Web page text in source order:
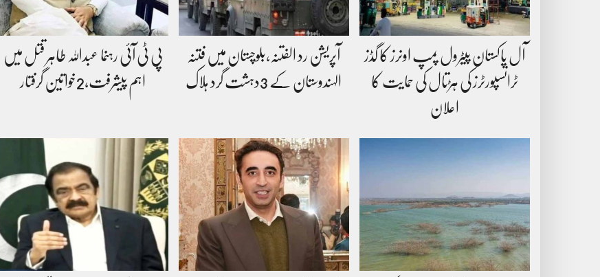
آل پاکستان پیٹرول پمپ اونرز کا گڈز
ٹرانسپورٹرز کی ہڑتال کی حمایت کا
اعلان
آپریشن رد الفتنہ،بلوچستان میں فتنہ
الہندوستان کے 3دہشت گرد ہلاک
پی ٹی آئی رہنما عبداللہ طاہر قتل میں
اہم پیشرفت،2خواتین گرفتار